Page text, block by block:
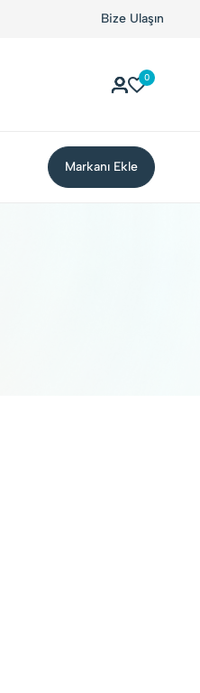
Bize Ulaşın
0
Markanı Ekle